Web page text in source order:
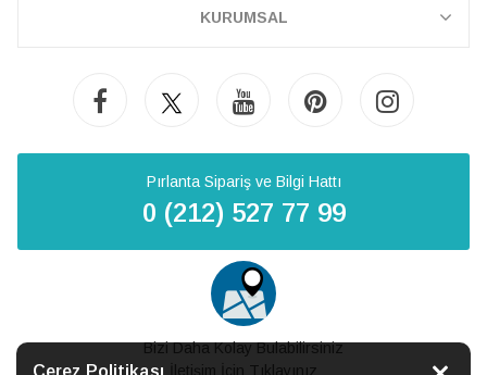
Çerez Politikası
KURUMSAL
Pırlanta Sipariş ve Bilgi Hattı
0 (212) 527 77 99
Bizi Daha Kolay Bulabilirsiniz
İletişim İçin Tıklayınız